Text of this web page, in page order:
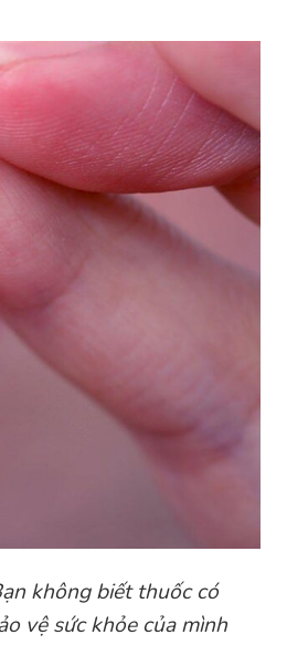
không biết thuốc có
vệ sức khỏe của mình